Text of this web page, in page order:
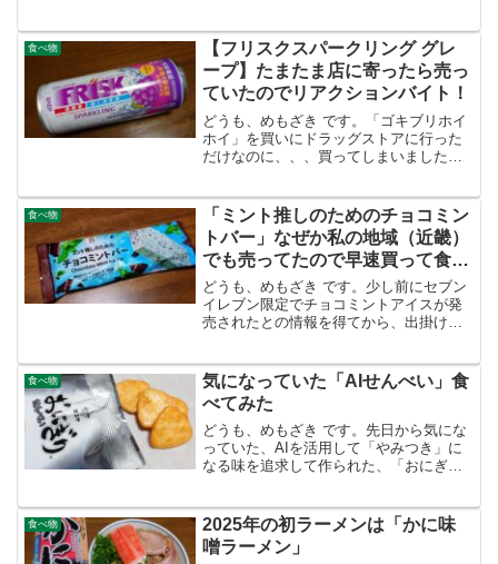
ぎ！」「辛すぎ」等「●●すぎ！」のチャ
レンジ企画も順次展...
食べ物
【フリスクスパークリング グレ
ープ】たまたま店に寄ったら売っ
ていたのでリアクションバイト！
どうも、めもざき です。「ゴキブリホイ
ホイ」を買いにドラッグストアに行った
だけなのに、、、買ってしまいました！
ダイドードリンコ自販機にて順次発売）
で、早速 ...
食べ物
「ミント推しのためのチョコミン
トバー」なぜか私の地域（近畿）
でも売ってたので早速買って食べ
ました
どうも、めもざき です。少し前にセブン
イレブン限定でチョコミントアイスが発
売されたとの情報を得てから、出掛けた
トパフェ」はあった（もちろん買った）
のですが、「ミント推し...
食べ物
気になっていた「AIせんべい」食
べてみた
どうも、めもざき です。先日から気にな
っていた、AIを活用して「やみつき」に
なる味を追求して作られた、「おにぎり
ンに寄って探していました。この前、や
っと「AIせんべい...
食べ物
2025年の初ラーメンは「かに味
噌ラーメン」